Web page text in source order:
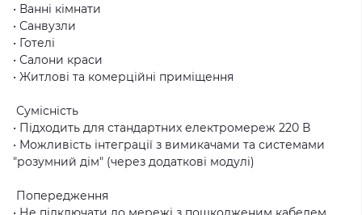
• Ванні кімнати
• Санвузли
• Готелі
• Салони краси
• Житлові та комерційні приміщення
Сумісність
• Підходить для стандартних електромереж 220 В
• Можливість інтеграції з вимикачами та системами
"розумний дім" (через додаткові модулі)
Попередження